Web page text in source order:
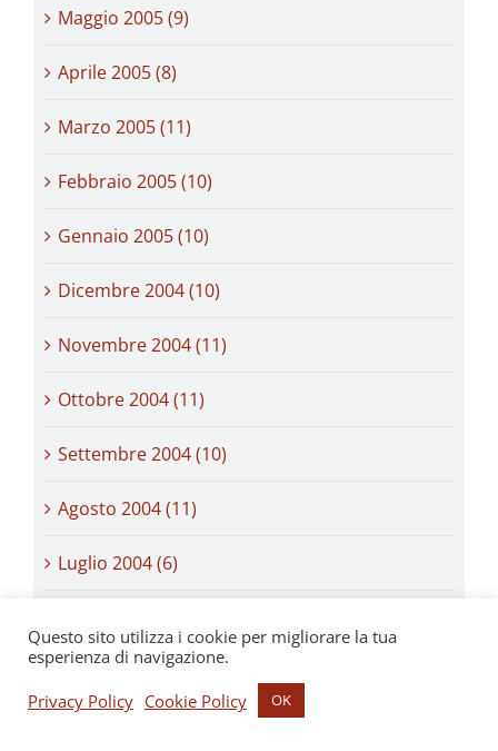
Maggio 2005 (9)
Aprile 2005 (8)
Marzo 2005 (11)
Febbraio 2005 (10)
Gennaio 2005 (10)
Dicembre 2004 (10)
Novembre 2004 (11)
Ottobre 2004 (11)
Settembre 2004 (10)
Agosto 2004 (11)
Luglio 2004 (6)
Maggio 2004 (8)
Questo sito utilizza i cookie per migliorare la tua
esperienza di navigazione.
Privacy Policy Cookie Policy OK